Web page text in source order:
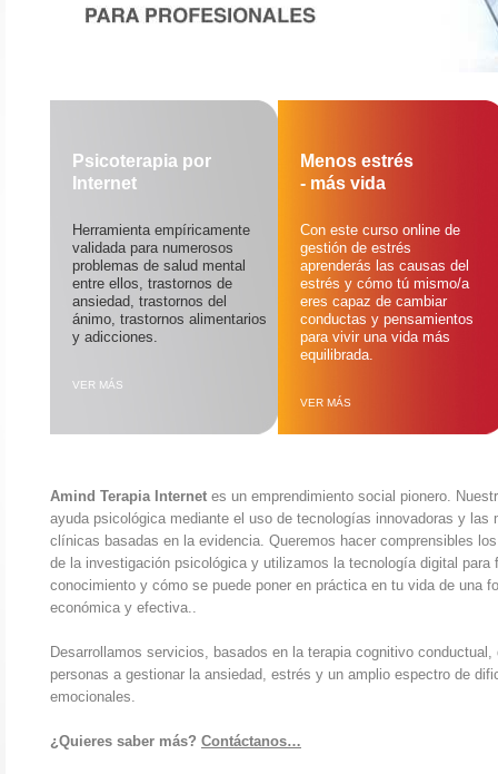
Psicoterapia por
Internet
Herramienta empíricamente
validada para numerosos
problemas de salud mental
entre ellos, trastornos de
ansiedad, trastornos del
ánimo, trastornos alimentarios
y adicciones.
VER MÁS
Menos estrés
- más vida
Con este curso online de
gestión de estrés
aprenderás las causas del
estrés y cómo tú mismo/a
eres capaz de cambiar
conductas y pensamientos
para vivir una vida más
equilibrada.
VER MÁS
Amind Terapia Internet es un emprendimiento social pionero.
ayuda psicológica mediante el uso de tecnologías innovadoras y las
clínicas basadas en la evidencia. Queremos hacer comprensibles
de la investigación psicológica y utilizamos la tecnología digital para
conocimiento y cómo se puede poner en práctica en tu vida de una
económica y efectiva..
Desarrollamos servicios, basados en la terapia cognitivo conductual,
personas a gestionar la ansiedad, estrés y un amplio espectro de
emocionales.
¿Quieres saber más? Contáctanos…